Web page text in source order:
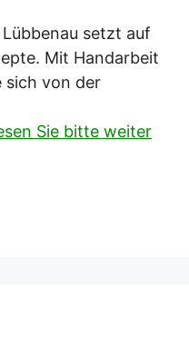
setzt auf
Mit Handarbeit
sich von der
Sie bitte weiter